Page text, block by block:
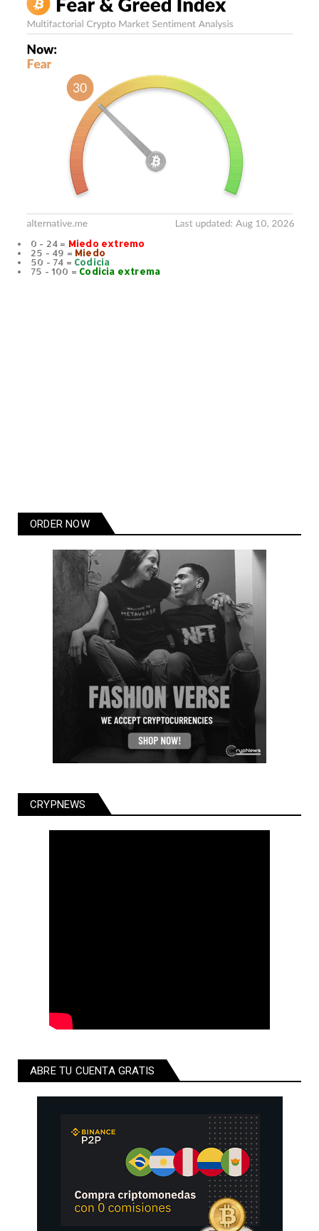
0 - 24 = Miedo extremo
25 - 49 = Miedo
50 - 74 = Codicia
75 - 100 = Codicia extrema
ORDER NOW
CRYPNEWS
ABRE TU CUENTA GRATIS